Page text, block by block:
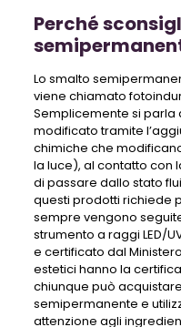
Perché
Lo smalto
viene chiamato
Semplicemente si parla
modificato tramite
chimiche che
la luce), al contatto con
di passare dallo stato
questi prodotti richiede
sempre vengono
strumento a raggi LED/
e certificato dal
estetici hanno la
chiunque può
semipermanente e
attenzione agli